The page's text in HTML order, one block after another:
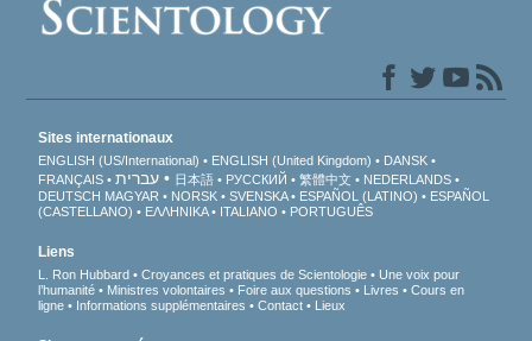
Sites internationaux
ENGLISH (US/International) ENGLISH (United Kingdom)
DANSK
FRANÇAIS
עברית 日本語 РУССКИЙ 繁體中文
NEDERLANDS
DEUTSCH MAGYAR NORSK SVENSKA ESPAÑOL (LATINO)
ESPAÑOL
(CASTELLANO)
ΕΛΛΗΝΙΚA ITALIANO PORTUGUÊS
Liens
L. Ron Hubbard Croyances et pratiques de Scientologie
Une voix pour
l’humanité
Ministres volontaires Foire aux questions Livres
Cours en
ligne
Informations supplémentaires Contact Lieux